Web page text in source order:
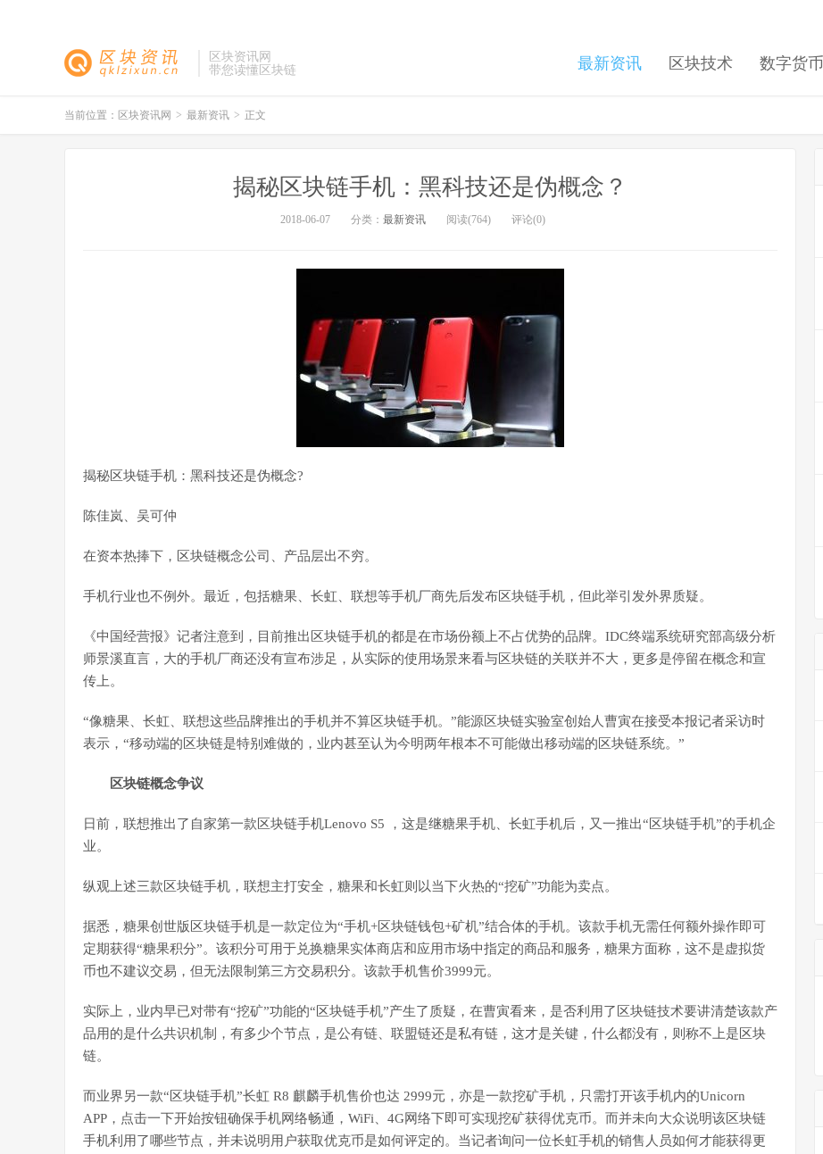
区块资讯网
带您读懂区块链
最新资讯 区块技术 数字货币
当前位置： 区块资讯网 > 最新资讯 > 正文
揭秘区块链手机：黑科技还是伪概念？
2018-06-07 分类： 最新资讯 阅读(764) 评论(0)
揭秘区块链手机：黑科技还是伪概念?
陈佳岚、吴可仲
在资本热捧下，区块链概念公司、产品层出不穷。
手机行业也不例外。最近，包括糖果、长虹、联想等手机厂商先后发布区块链手机，但此举引发外界质疑。
《中国经营报》记者注意到，目前推出区块链手机的都是在市场份额上不占优势的品牌。IDC终端系统研究部高级分析
师景溪直言，大的手机厂商还没有宣布涉足，从实际的使用场景来看与区块链的关联并不大，更多是停留在概念和宣
传上。
“像糖果、长虹、联想这些品牌推出的手机并不算区块链手机。”能源区块链实验室创始人曹寅在接受本报记者采访时
表示，“移动端的区块链是特别难做的，业内甚至认为今明两年根本不可能做出移动端的区块链系统。”
区块链概念争议
日前，联想推出了自家第一款区块链手机Lenovo S5 ，这是继糖果手机、长虹手机后，又一推出“区块链手机”的手机企
业。
纵观上述三款区块链手机，联想主打安全，糖果和长虹则以当下火热的“挖矿”功能为卖点。
据悉，糖果创世版区块链手机是一款定位为“手机+区块链钱包+矿机”结合体的手机。该款手机无需任何额外操作即可
定期获得“糖果积分”。该积分可用于兑换糖果实体商店和应用市场中指定的商品和服务，糖果方面称，这不是虚拟货
币也不建议交易，但无法限制第三方交易积分。该款手机售价3999元。
实际上，业内早已对带有“挖矿”功能的“区块链手机”产生了质疑，在曹寅看来，是否利用了区块链技术要讲清楚该款产
品用的是什么共识机制，有多少个节点，是公有链、联盟链还是私有链，这才是关键，什么都没有，则称不上是区块
链。
而业界另一款“区块链手机”长虹 R8 麒麟手机售价也达 2999元，亦是一款挖矿手机，只需打开该手机内的Unicorn
APP，点击一下开始按钮确保手机网络畅通，WiFi、4G网络下即可实现挖矿获得优克币。而并未向大众说明该区块链
手机利用了哪些节点，并未说明用户获取优克币是如何评定的。当记者询问一位长虹手机的销售人员如何才能获得更